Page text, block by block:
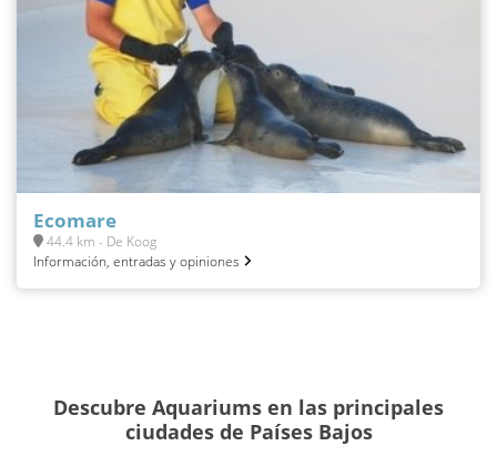
Ecomare
44.4 km - De Koog
Información, entradas y opiniones
Descubre Aquariums en las principales
ciudades de Países Bajos